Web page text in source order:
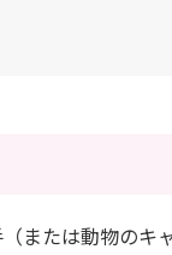
または動物のキ